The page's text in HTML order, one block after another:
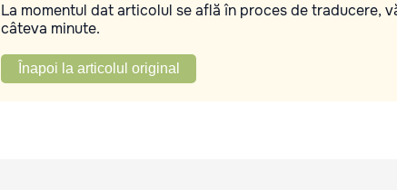
La momentul dat articolul se află în proces de traducere,
câteva minute.
Înapoi la articolul original